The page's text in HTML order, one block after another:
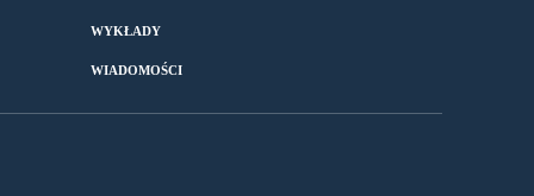
WYKŁADY
WIADOMOŚCI